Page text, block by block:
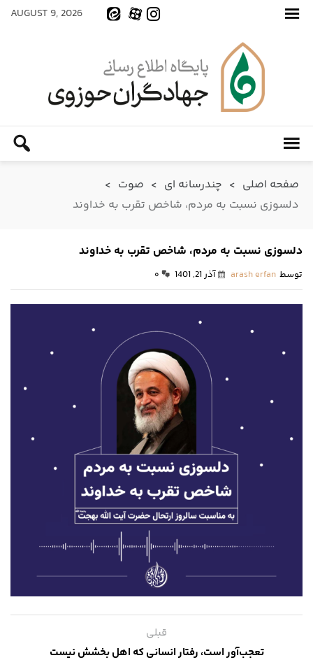
AUGUST 9, 2026
صفحه اصلی > چندرسانه ای > صوت >
دلسوزی نسبت به مردم، شاخص تقرب به خداوند
دلسوزی نسبت به مردم، شاخص تقرب به خداوند
توسط arash erfan آذر 21, 1401 ۰
قبلی
تعجب‌آور است، رفتار انسانی که اهل بخشش نیست